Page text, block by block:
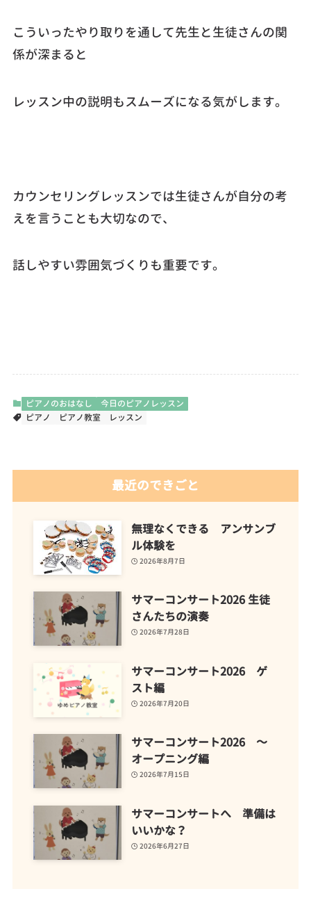
こういったやり取りを通して先生と生徒さんの関
係が深まると
レッスン中の説明もスムーズになる気がします。
カウンセリングレッスンでは生徒さんが自分の考
えを言うことも大切なので、
話しやすい雰囲気づくりも重要です。
ピアノのおはなし
今日のピアノレッスン
ピアノ
ピアノ教室 レッスン
最近のできごと
無理なくできる アンサンブ
ル体験を
2026年8月7日
サマーコンサート2026 生徒
さんたちの演奏
2026年7月28日
サマーコンサート2026 ゲ
スト編
2026年7月20日
サマーコンサート2026 ～
オープニング編
2026年7月15日
サマーコンサートへ 準備は
いいかな？
2026年6月27日